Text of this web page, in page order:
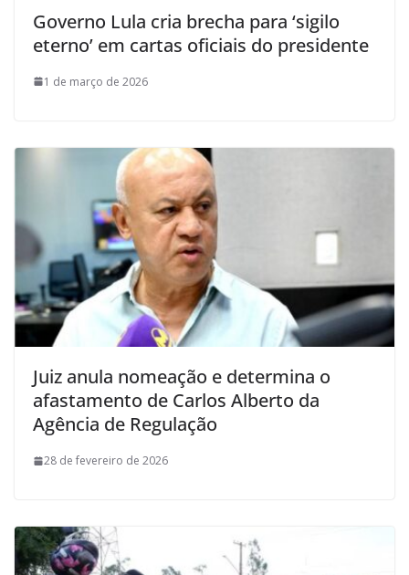
Governo Lula cria brecha para ‘sigilo
eterno’ em cartas oficiais do presidente
1 de março de 2026
Juiz anula nomeação e determina o
afastamento de Carlos Alberto da
Agência de Regulação
28 de fevereiro de 2026